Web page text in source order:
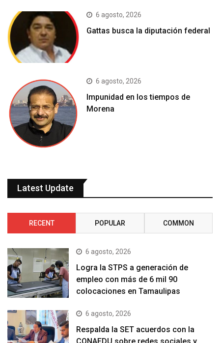
6 agosto, 2026
Gattas busca la diputación federal
6 agosto, 2026
Impunidad en los tiempos de
Morena
Latest Update
RECENT POPULAR COMMON
6 agosto, 2026
Logra la STPS a generación de
empleo con más de 6 mil 90
colocaciones en Tamaulipas
6 agosto, 2026
Respalda la SET acuerdos con la
CONAEDU sobre redes sociales y